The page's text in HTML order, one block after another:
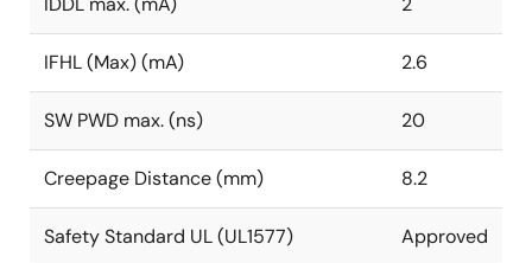
IFHL (Max) (mA) 2.6
SW PWD max. (ns) 20
Creepage Distance (mm) 8.2
Safety Standard UL (UL1577) Approved